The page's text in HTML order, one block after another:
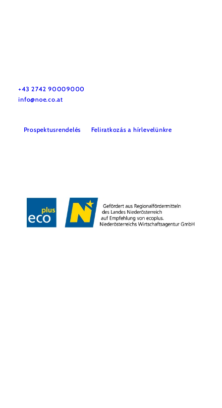
+43 2742 90009000
info@noe.co.at
Prospektusrendelés Feliratkozás a hírlevelünkre